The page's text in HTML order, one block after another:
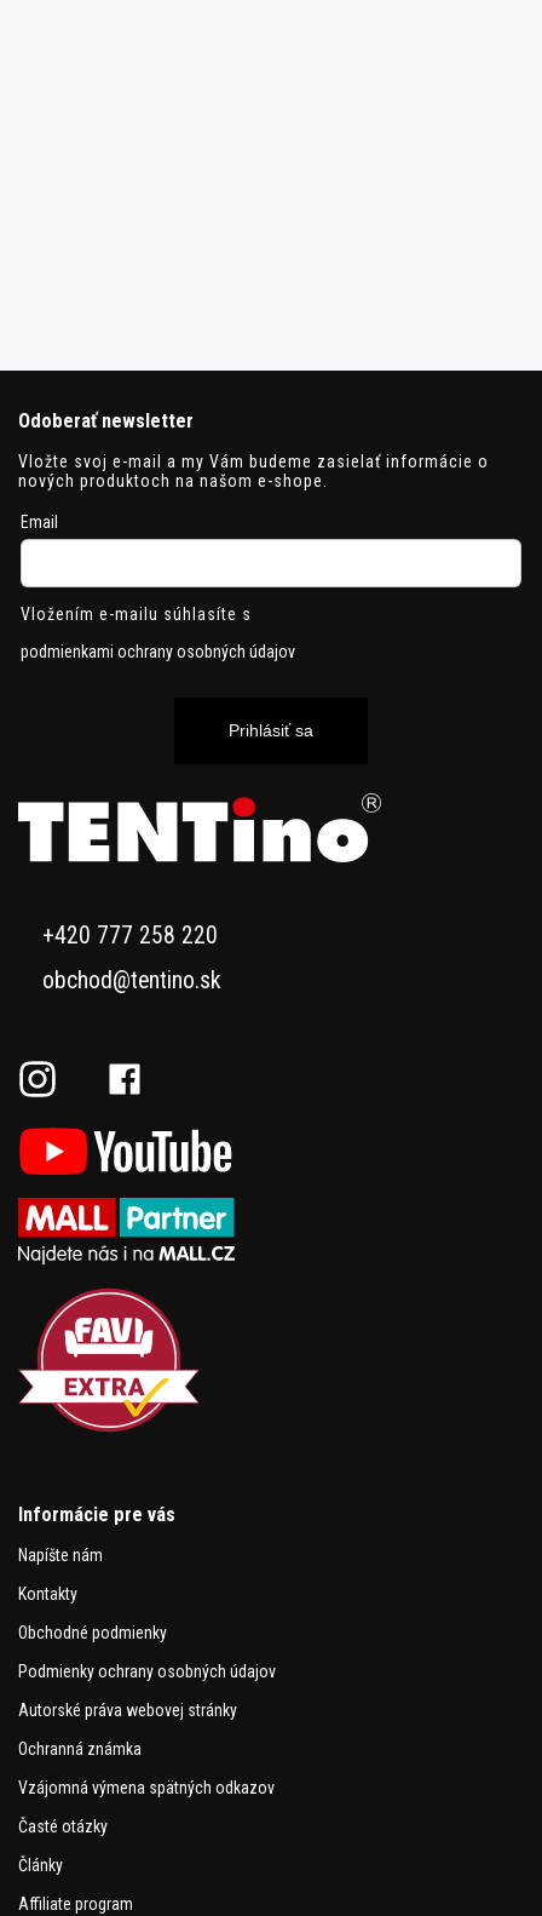
Odoberať newsletter
Vložte svoj e-mail a my Vám budeme zasielať informácie o
nových produktoch na našom e-shope.
Email
Vložením e-mailu súhlasíte s
podmienkami ochrany osobných údajov
Prihlásiť sa
+420 777 258 220
obchod@tentino.sk
Informácie pre vás
Napíšte nám
Kontakty
Obchodné podmienky
Podmienky ochrany osobných údajov
Autorské práva webovej stránky
Ochranná známka
Vzájomná výmena spätných odkazov
Časté otázky
Články
Affiliate program